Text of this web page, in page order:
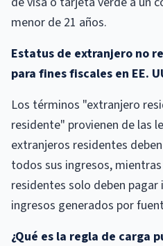
menor de 21 años.
Estatus de extranjero no
para fines fiscales en EE.
Los términos "extranjero
residente" provienen de las
extranjeros residentes
todos sus ingresos,
residentes solo deben
ingresos generados por
¿Qué es la regla de carga